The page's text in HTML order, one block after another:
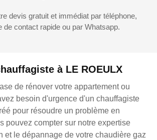
à LE ROEULX
de rénover votre appartement ou
besoin d'urgence d'un chauffagiste
pour résoudre un problème en
pouvez compter sur notre expertise
et le dépannage de votre chaudière gaz
devis gratuit et immédiat par téléphone,
de contact rapide ou par Whatsapp.